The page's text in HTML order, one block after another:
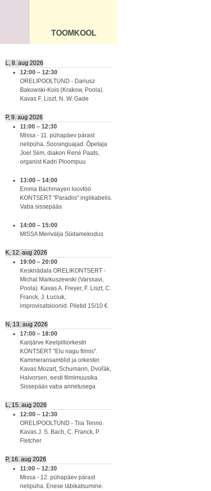
ÜLDINFO
TOOMKOOL
L, 8. aug 2026
12:00 – 12:30
ORELIPOOLTUND - Dariusz
Bakowski-Kois (Krakow, Poola).
Kavas F. Liszt, N. W. Gade
P, 9. aug 2026
11:00 – 12:30
Missa - 11. pühapäev pärast
nelipüha. Soosinguajad. Õpetaja
Joel Siim, diakon Renè Paats,
organist Kadri Ploompuu
13:00 – 14:00
Emma Bachmayeri loovtöö
KONTSERT "Paradiis" inglikabelis.
Vaba sissepääs
14:00 – 15:00
MISSA Merivälja Südamekodus
K, 12. aug 2026
19:00 – 20:00
Kesknädala ORELIKONTSERT -
Michal Markuszewski (Varssavi,
Poola). Kavas A. Freyer, F. Liszt, C.
Franck, J. Łuciuk,
improvisatsioonid. Piletid 15/10 €
N, 13. aug 2026
17:00 – 18:00
Karijärve Keelpilliorkestri
KONTSERT "Elu nagu filmis".
Kammeransamblid ja orkester.
Kavas Mozart, Schumann, Dvořák,
Halvorsen, eesti filmimuusika.
Sissepääs vaba annetusega
L, 15. aug 2026
12:00 – 12:30
ORELIPOOLTUND - Tiia Tenno.
Kavas J. S. Bach, C. Franck, P.
Fletcher
P, 16. aug 2026
11:00 – 12:30
Missa - 12. pühapäev pärast
nelipüha. Enese läbikatsumine.